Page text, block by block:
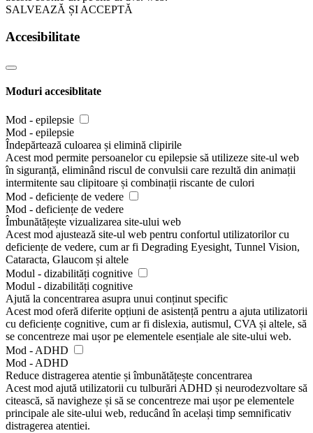
SALVEAZĂ ȘI ACCEPTĂ
Accesibilitate
Moduri accesiblitate
Mod - epilepsie
Mod - epilepsie
Îndepărtează culoarea și elimină clipirile
Acest mod permite persoanelor cu epilepsie să utilizeze site-ul web
în siguranță, eliminând riscul de convulsii care rezultă din animații
intermitente sau clipitoare și combinații riscante de culori
Mod - deficiențe de vedere
Mod - deficiențe de vedere
Îmbunătățește vizualizarea site-ului web
Acest mod ajustează site-ul web pentru confortul utilizatorilor cu
deficiențe de vedere, cum ar fi Degrading Eyesight, Tunnel Vision,
Cataracta, Glaucom și altele
Modul - dizabilități cognitive
Modul - dizabilități cognitive
Ajută la concentrarea asupra unui conținut specific
Acest mod oferă diferite opțiuni de asistență pentru a ajuta utilizatorii
cu deficiențe cognitive, cum ar fi dislexia, autismul, CVA și altele, să
se concentreze mai ușor pe elementele esențiale ale site-ului web.
Mod - ADHD
Mod - ADHD
Reduce distragerea atentie și îmbunătățește concentrarea
Acest mod ajută utilizatorii cu tulburări ADHD și neurodezvoltare să
citească, să navigheze și să se concentreze mai ușor pe elementele
principale ale site-ului web, reducând în același timp semnificativ
distragerea atentiei.